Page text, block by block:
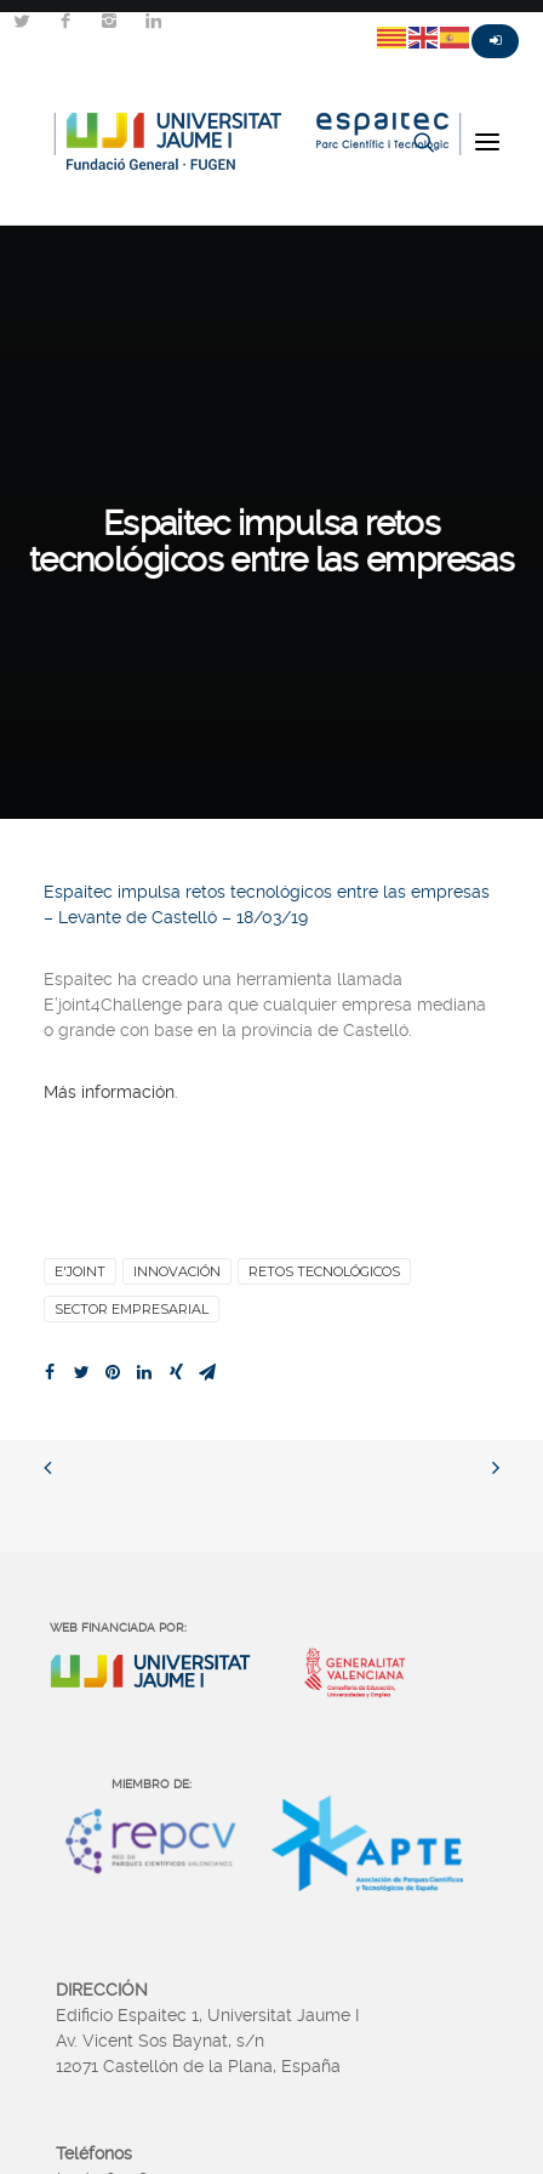
Espaitec impulsa retos
tecnológicos entre las empresas
Espaitec impulsa retos tecnológicos entre las empresas
– Levante de Castelló – 18/03/19
Espaitec ha creado una herramienta llamada
E’joint4Challenge para que cualquier empresa mediana
o grande con base en la provincia de Castelló.
Más información
E'JOINT INNOVACIÓN RETOS TECNOLÓGICOS
SECTOR EMPRESARIAL
WEB FINANCIADA POR:
MIEMBRO DE:
DIRECCIÓN
Edificio Espaitec 1, Universitat Jaume I
Av. Vicent Sos Baynat, s/n
12071 Castellón de la Plana, España
Teléfonos